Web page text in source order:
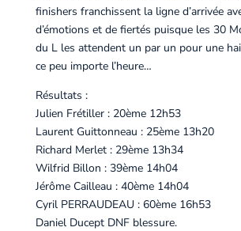
finishers franchissent la ligne d’arrivée
d’émotions et de fiertés puisque les 30
du L les attendent un par un pour une
ce peu importe l’heure…
Résultats :
Julien Frétiller : 20ème 12h53
Laurent Guittonneau : 25ème 13h20
Richard Merlet : 29ème 13h34
Wilfrid Billon : 39ème 14h04
Jérôme Cailleau : 40ème 14h04
Cyril PERRAUDEAU : 60ème 16h53
Daniel Ducept DNF blessure.